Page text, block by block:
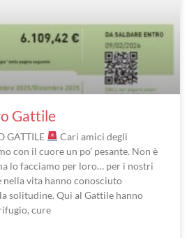
Gattile
GATTILE
Cari amici degli
con il cuore un po’ pesante. Non è
lo facciamo per loro… per i nostri
nella vita hanno conosciuto
solitudine. Qui al Gattile hanno
cure